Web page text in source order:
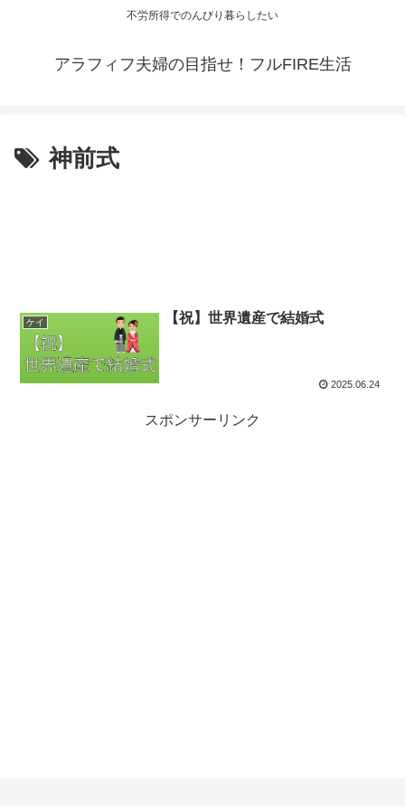
不労所得でのんびり暮らしたい
アラフィフ夫婦の目指せ！フルFIRE生活
神前式
ケイ 【祝】世界遺産で結婚式
2025.06.24
スポンサーリンク